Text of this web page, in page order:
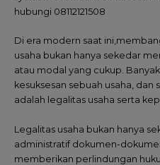
hubungi 08112121508
Di era modern saat
usaha bukan hanya sekedar
atau modal yang cukup.
kesuksesan sebuah usaha, dan
adalah legalitas usaha serta
Legalitas usaha bukan hanya
administratif dokumen-
memberikan perlindungan